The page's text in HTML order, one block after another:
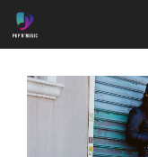
Aller
au